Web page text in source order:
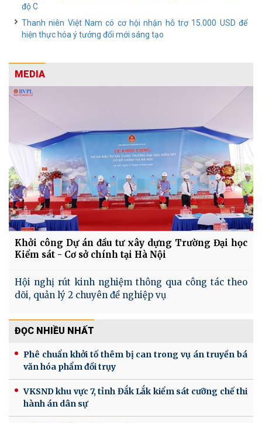
độ C
Thanh niên Việt Nam có cơ hội nhận hỗ trợ 15.000 USD để
hiện thực hóa ý tưởng đổi mới sáng tạo
MEDIA
Khởi công Dự án đầu tư xây dựng Trường Đại học
Kiểm sát - Cơ sở chính tại Hà Nội
Hội nghị rút kinh nghiệm thông qua công tác theo
dõi, quản lý 2 chuyên đề nghiệp vụ
ĐỌC NHIỀU NHẤT
Phê chuẩn khởi tố thêm bị can trong vụ án truyền bá
văn hóa phẩm đồi trụy
VKSND khu vực 7, tỉnh Đắk Lắk kiểm sát cưỡng chế thi
hành án dân sự